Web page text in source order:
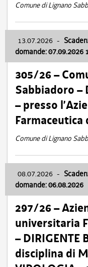
Comune di Lignano
13.07.2026 -
domande: 07.09.2026
305/26 –
Sabbiadoro –
– presso
Comune di Lignano
08.07.2026 -
domande: 06.08.2026
297/26 –
universitaria
– DIRIGENTE
disciplina di